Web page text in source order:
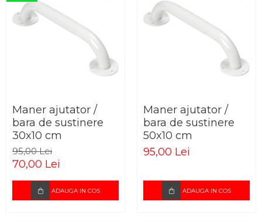
Maner ajutator /
bara de sustinere
30x10 cm
95,00 Lei
70,00 Lei
ADAUGA IN COS
Maner ajutator /
bara de sustinere
50x10 cm
95,00 Lei
ADAUGA IN COS